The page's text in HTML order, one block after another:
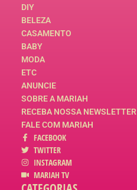
DIY
BELEZA
CASAMENTO
BABY
MODA
ETC
ANUNCIE
SOBRE A MARIAH
RECEBA NOSSA NEWSLETTER
FALE COM MARIAH
FACEBOOK
TWITTER
INSTAGRAM
MARIAH TV